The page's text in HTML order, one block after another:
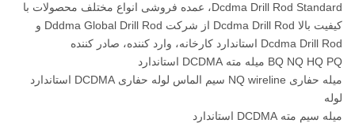
Dcdma Drill Rod Standard، عمده فروشی انواع مختلف محصولات با
کیفیت بالا Dcdma Drill Rod از شرکت Dddma Global Drill Rod و
Dcdma Drill Rod استاندارد کارخانه، وارد کننده، صادر کننده
BQ NQ HQ PQ میله مته DCDMA استاندارد
میله حفاری NQ wireline سیم الماس لوله حفاری DCDMA استاندارد
لوله
میله سیم مته DCDMA استاندارد